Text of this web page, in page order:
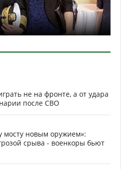
не на фронте, а от удара
после СВО
мосту новым оружием»:
срыва - военкоры бьют